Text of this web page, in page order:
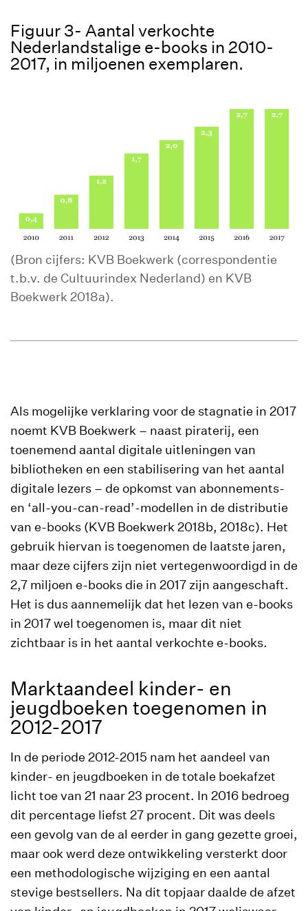
Figuur 3- Aantal verkochte
Nederlandstalige e-books in 2010-
2017, in miljoenen exemplaren.
(Bron cijfers: KVB Boekwerk (correspondentie
t.b.v. de Cultuurindex Nederland) en KVB
Boekwerk 2018a).
Als mogelijke verklaring voor de stagnatie in 2017
noemt KVB Boekwerk – naast piraterij, een
toenemend aantal digitale uitleningen van
bibliotheken en een stabilisering van het aantal
digitale lezers – de opkomst van abonnements-
en ‘all-you-can-read’-modellen in de distributie
van e-books (KVB Boekwerk 2018b, 2018c). Het
gebruik hiervan is toegenomen de laatste jaren,
maar deze cijfers zijn niet vertegenwoordigd in de
2,7 miljoen e-books die in 2017 zijn aangeschaft.
Het is dus aannemelijk dat het lezen van e-books
in 2017 wel toegenomen is, maar dit niet
zichtbaar is in het aantal verkochte e-books.
Marktaandeel kinder- en
jeugdboeken toegenomen in
2012-2017
In de periode 2012-2015 nam het aandeel van
kinder- en jeugdboeken in de totale boekafzet
licht toe van 21 naar 23 procent. In 2016 bedroeg
dit percentage liefst 27 procent. Dit was deels
een gevolg van de al eerder in gang gezette groei,
maar ook werd deze ontwikkeling versterkt door
een methodologische wijziging en een aantal
stevige bestsellers. Na dit topjaar daalde de afzet